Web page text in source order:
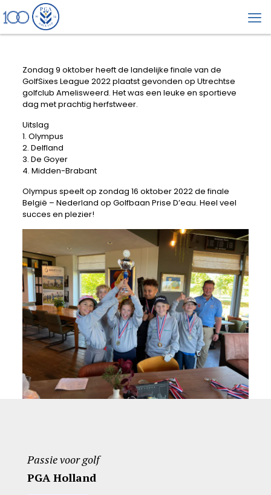
Zondag 9 oktober heeft de landelijke finale van de
GolfSixes League 2022 plaatst gevonden op Utrechtse
golfclub Amelisweerd. Het was een leuke en sportieve
dag met prachtig herfstweer.
Uitslag
1. Olympus
2. Delfland
3. De Goyer
4. Midden-Brabant
Olympus speelt op zondag 16 oktober 2022 de finale
België – Nederland op Golfbaan Prise D’eau. Heel veel
succes en plezier!
Passie voor golf
PGA Holland